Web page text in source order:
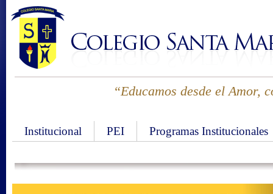
“Educamos desde el Amor,
Institucional PEI Programas Institucionales